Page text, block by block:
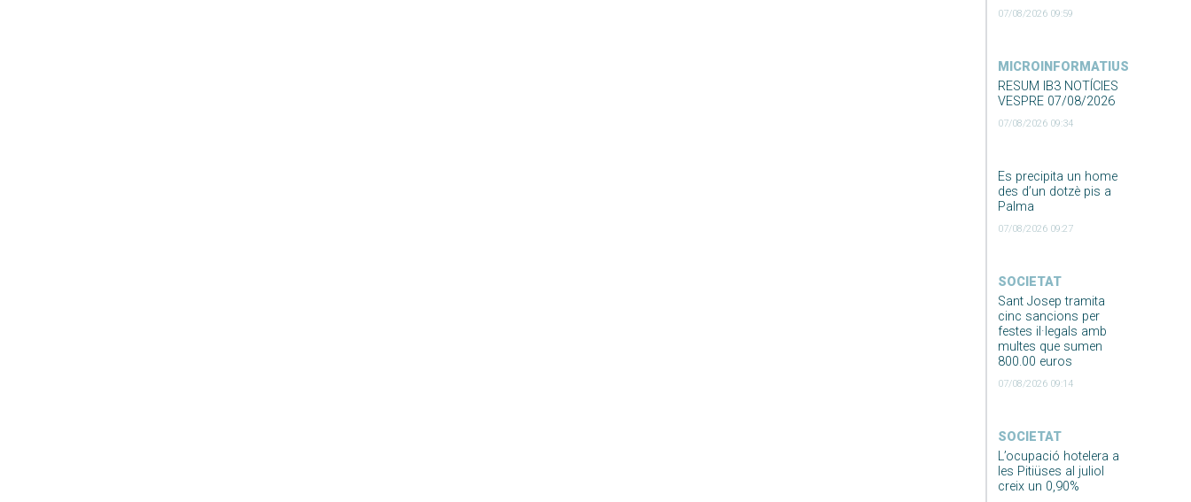
07/08/2026 09:59
MICROINFORMATIUS
RESUM IB3 NOTÍCIES
VESPRE 07/08/2026
07/08/2026 09:34
Es precipita un home
des d’un dotzè pis a
Palma
07/08/2026 09:27
SOCIETAT
Sant Josep tramita
cinc sancions per
festes il·legals amb
multes que sumen
800.00 euros
07/08/2026 09:14
SOCIETAT
L’ocupació hotelera a
les Pitiüses al juliol
creix un 0,90%